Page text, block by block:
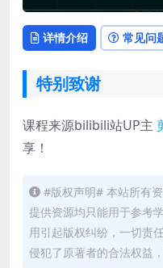
详情介绍 常见问
特别致谢
课程来源bilibili站UP主
享！
#版权声明# 本站所有
提供资源均只能用于参考
用引起版权纠纷，一切责
侵犯了原著者的合法权益